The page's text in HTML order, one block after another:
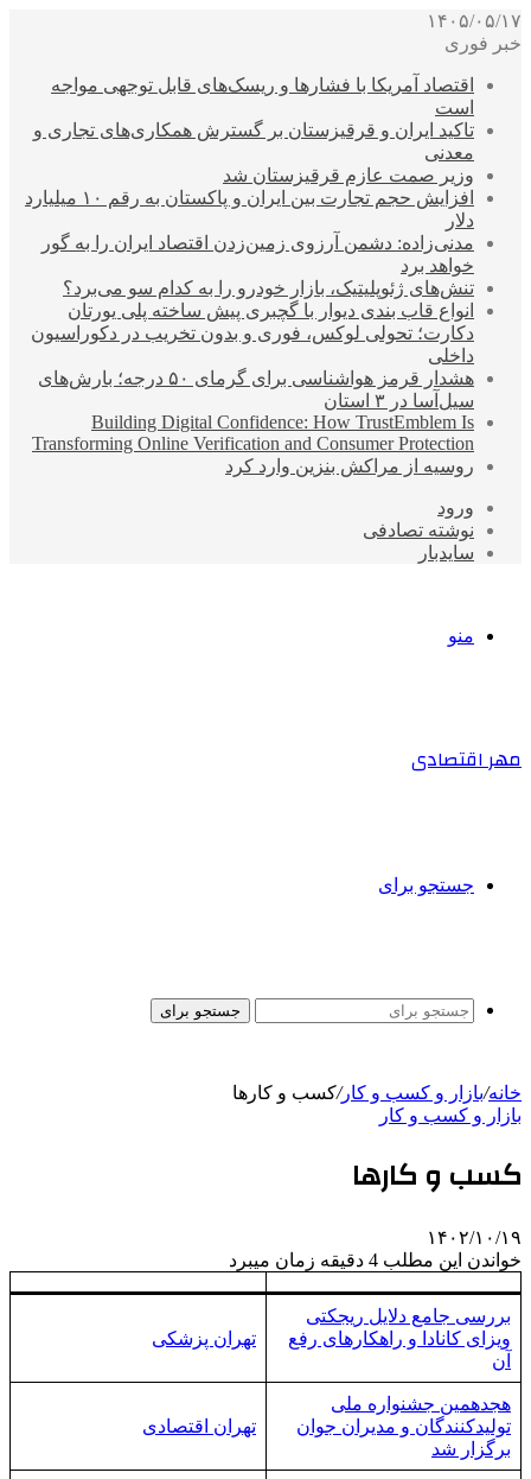
۱۴۰۵/۰۵/۱۷
خبر فوری
اقتصاد آمریکا با فشارها و ریسک‌های قابل توجهی مواجه
است
تاکید ایران و قرقیزستان بر گسترش همکاری‌های تجاری و
معدنی
وزیر صمت عازم قرقیزستان شد
افزایش حجم تجارت بین ایران و پاکستان به رقم ۱۰ میلیارد
دلار
مدنی‌زاده: دشمن آرزوی زمین‌زدن اقتصاد ایران را به گور
خواهد برد
تنش‌های ژئوپلیتیک، بازار خودرو را به کدام سو می‌برد؟
انواع قاب بندی دیوار با گچبری پیش ساخته پلی یورتان
دکارت؛ تحولی لوکس، فوری و بدون تخریب در دکوراسیون
داخلی
هشدار قرمز هواشناسی برای گرمای ۵۰ درجه؛ بارش‌های
سیل‌آسا در ۳ استان
Building Digital Confidence: How TrustEmblem Is
Transforming Online Verification and Consumer Protection
روسیه از مراکش بنزین وارد کرد
ورود
نوشته تصادفی
سایدبار
منو
مهر اقتصادی
جستجو برای
جستجو برای
خانه/بازار و کسب و کار/کسب و کارها
بازار و کسب و کار
کسب و کارها
۱۴۰۲/۱۰/۱۹
خواندن این مطلب 4 دقیقه زمان میبرد
بررسی جامع دلایل ریجکتی
ویزای کانادا و راهکارهای رفع
آن
تهران پزشکی
هجدهمین جشنواره ملی
تولیدکنندگان و مدیران جوان
برگزار شد
تهران اقتصادی